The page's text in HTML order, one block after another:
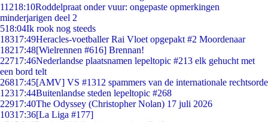
11218:10Roddelpraat onder vuur: ongepaste opmerkingen
minderjarigen deel 2
518:04Ik rook nog steeds
18317:49Heracles-voetballer Rai Vloet opgepakt #2 Moordenaar
18217:48[Wielrennen #616] Brennan!
22717:46Nederlandse plaatsnamen lepeltopic #213 elk gehucht met
een bord telt
26817:45[AMV] VS #1312 spammers van de internationale rechtsorde
12317:44Buitenlandse steden lepeltopic #268
22917:40The Odyssey (Christopher Nolan) 17 juli 2026
10317:36[La Liga #177]